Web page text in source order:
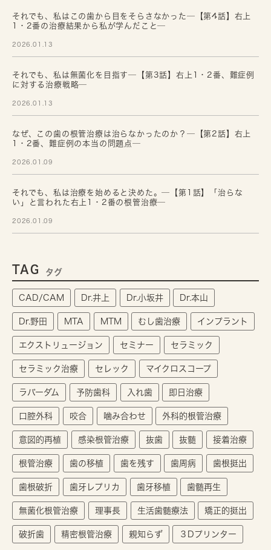
それでも、私はこの歯から目をそらさなかった─【第4話】右上
1・2番の治療結果から私が学んだこと─
2026.01.13
それでも、私は無菌化を目指す─【第3話】右上1・2番、難症例
に対する治療戦略─
2026.01.13
なぜ、この歯の根管治療は治らなかったのか？─【第2話】右上
1・2番、難症例の本当の問題点─
2026.01.09
それでも、私は治療を始めると決めた。─【第1話】「治らな
い」と言われた右上1・2番の根管治療─
2026.01.09
TAG タグ
CAD/CAM Dr.井上 Dr.小坂井 Dr.本山
Dr.野田 MTA MTM むし歯治療 インプラント
エクストリュージョン セミナー セラミック
セラミック治療 セレック マイクロスコープ
ラバーダム 予防歯科 入れ歯 即日治療
口腔外科 咬合 噛み合わせ 外科的根管治療
意図的再植 感染根管治療 抜歯 抜髄 接着治療
根管治療 歯の移植 歯を残す 歯周病 歯根挺出
歯根破折 歯牙レプリカ 歯牙移植 歯髄再生
無菌化根管治療 理事長 生活歯髄療法 矯正的挺出
破折歯 精密根管治療 親知らず ３Dプリンター